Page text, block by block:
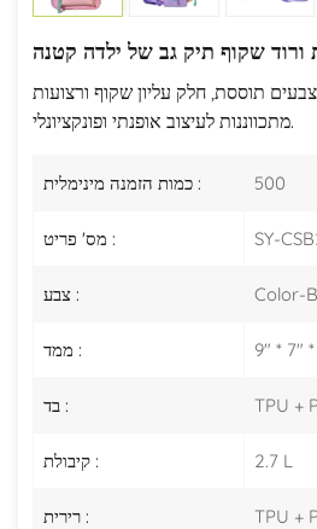
ורוד שקוף תיק גב של ילדה קטנה
תוססת, חלק עליון שקוף ורצועות
מתכווננות לעיצוב אופנתי ופונקציונלי.
כמות הזמנה מינימלית : 500
מס' פריט : SY-
צבע : Color-
ממד : 9" * 7"
בד : TPU +
קיבולת : 2.7 L
רירית : TPU +